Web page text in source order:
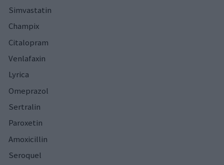
Simvastatin
Champix
Citalopram
Venlafaxin
Lyrica
Omeprazol
Sertralin
Paroxetin
Amoxicillin
Seroquel